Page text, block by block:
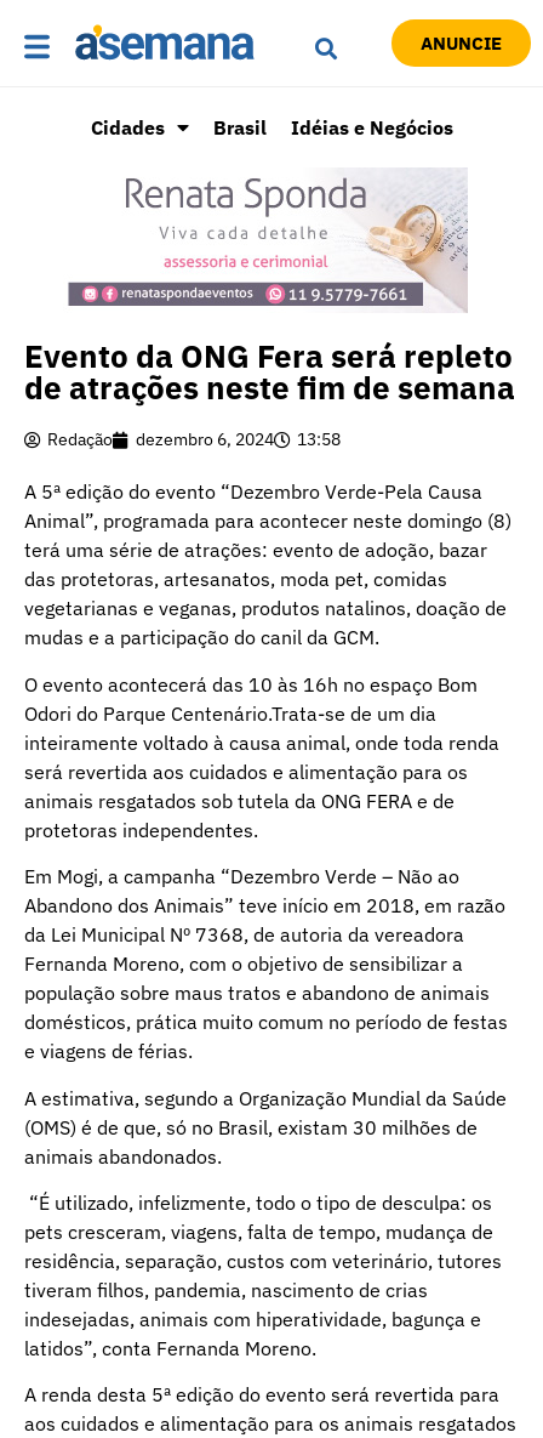
ANUNCIE
Cidades Brasil Idéias e Negócios
Evento da ONG Fera será repleto
de atrações neste fim de semana
Redação dezembro 6, 2024 13:58
A 5ª edição do evento “Dezembro Verde-Pela Causa
Animal”, programada para acontecer neste domingo (8)
terá uma série de atrações: evento de adoção, bazar
das protetoras, artesanatos, moda pet, comidas
vegetarianas e veganas, produtos natalinos, doação de
mudas e a participação do canil da GCM.
O evento acontecerá das 10 às 16h no espaço Bom
Odori do Parque Centenário.Trata-se de um dia
inteiramente voltado à causa animal, onde toda renda
será revertida aos cuidados e alimentação para os
animais resgatados sob tutela da ONG FERA e de
protetoras independentes.
Em Mogi, a campanha “Dezembro Verde – Não ao
Abandono dos Animais” teve início em 2018, em razão
da Lei Municipal Nº 7368, de autoria da vereadora
Fernanda Moreno, com o objetivo de sensibilizar a
população sobre maus tratos e abandono de animais
domésticos, prática muito comum no período de festas
e viagens de férias.
A estimativa, segundo a Organização Mundial da Saúde
(OMS) é de que, só no Brasil, existam 30 milhões de
animais abandonados.
“É utilizado, infelizmente, todo o tipo de desculpa: os
pets cresceram, viagens, falta de tempo, mudança de
residência, separação, custos com veterinário, tutores
tiveram filhos, pandemia, nascimento de crias
indesejadas, animais com hiperatividade, bagunça e
latidos”, conta Fernanda Moreno.
A renda desta 5ª edição do evento será revertida para
aos cuidados e alimentação para os animais resgatados